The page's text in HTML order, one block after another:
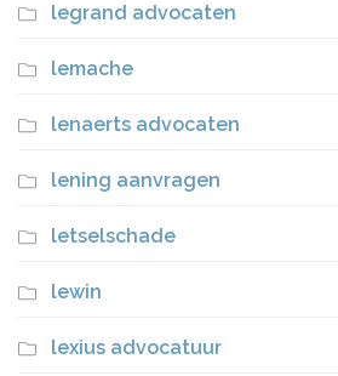
legrand advocaten
lemache
lenaerts advocaten
lening aanvragen
letselschade
lewin
lexius advocatuur